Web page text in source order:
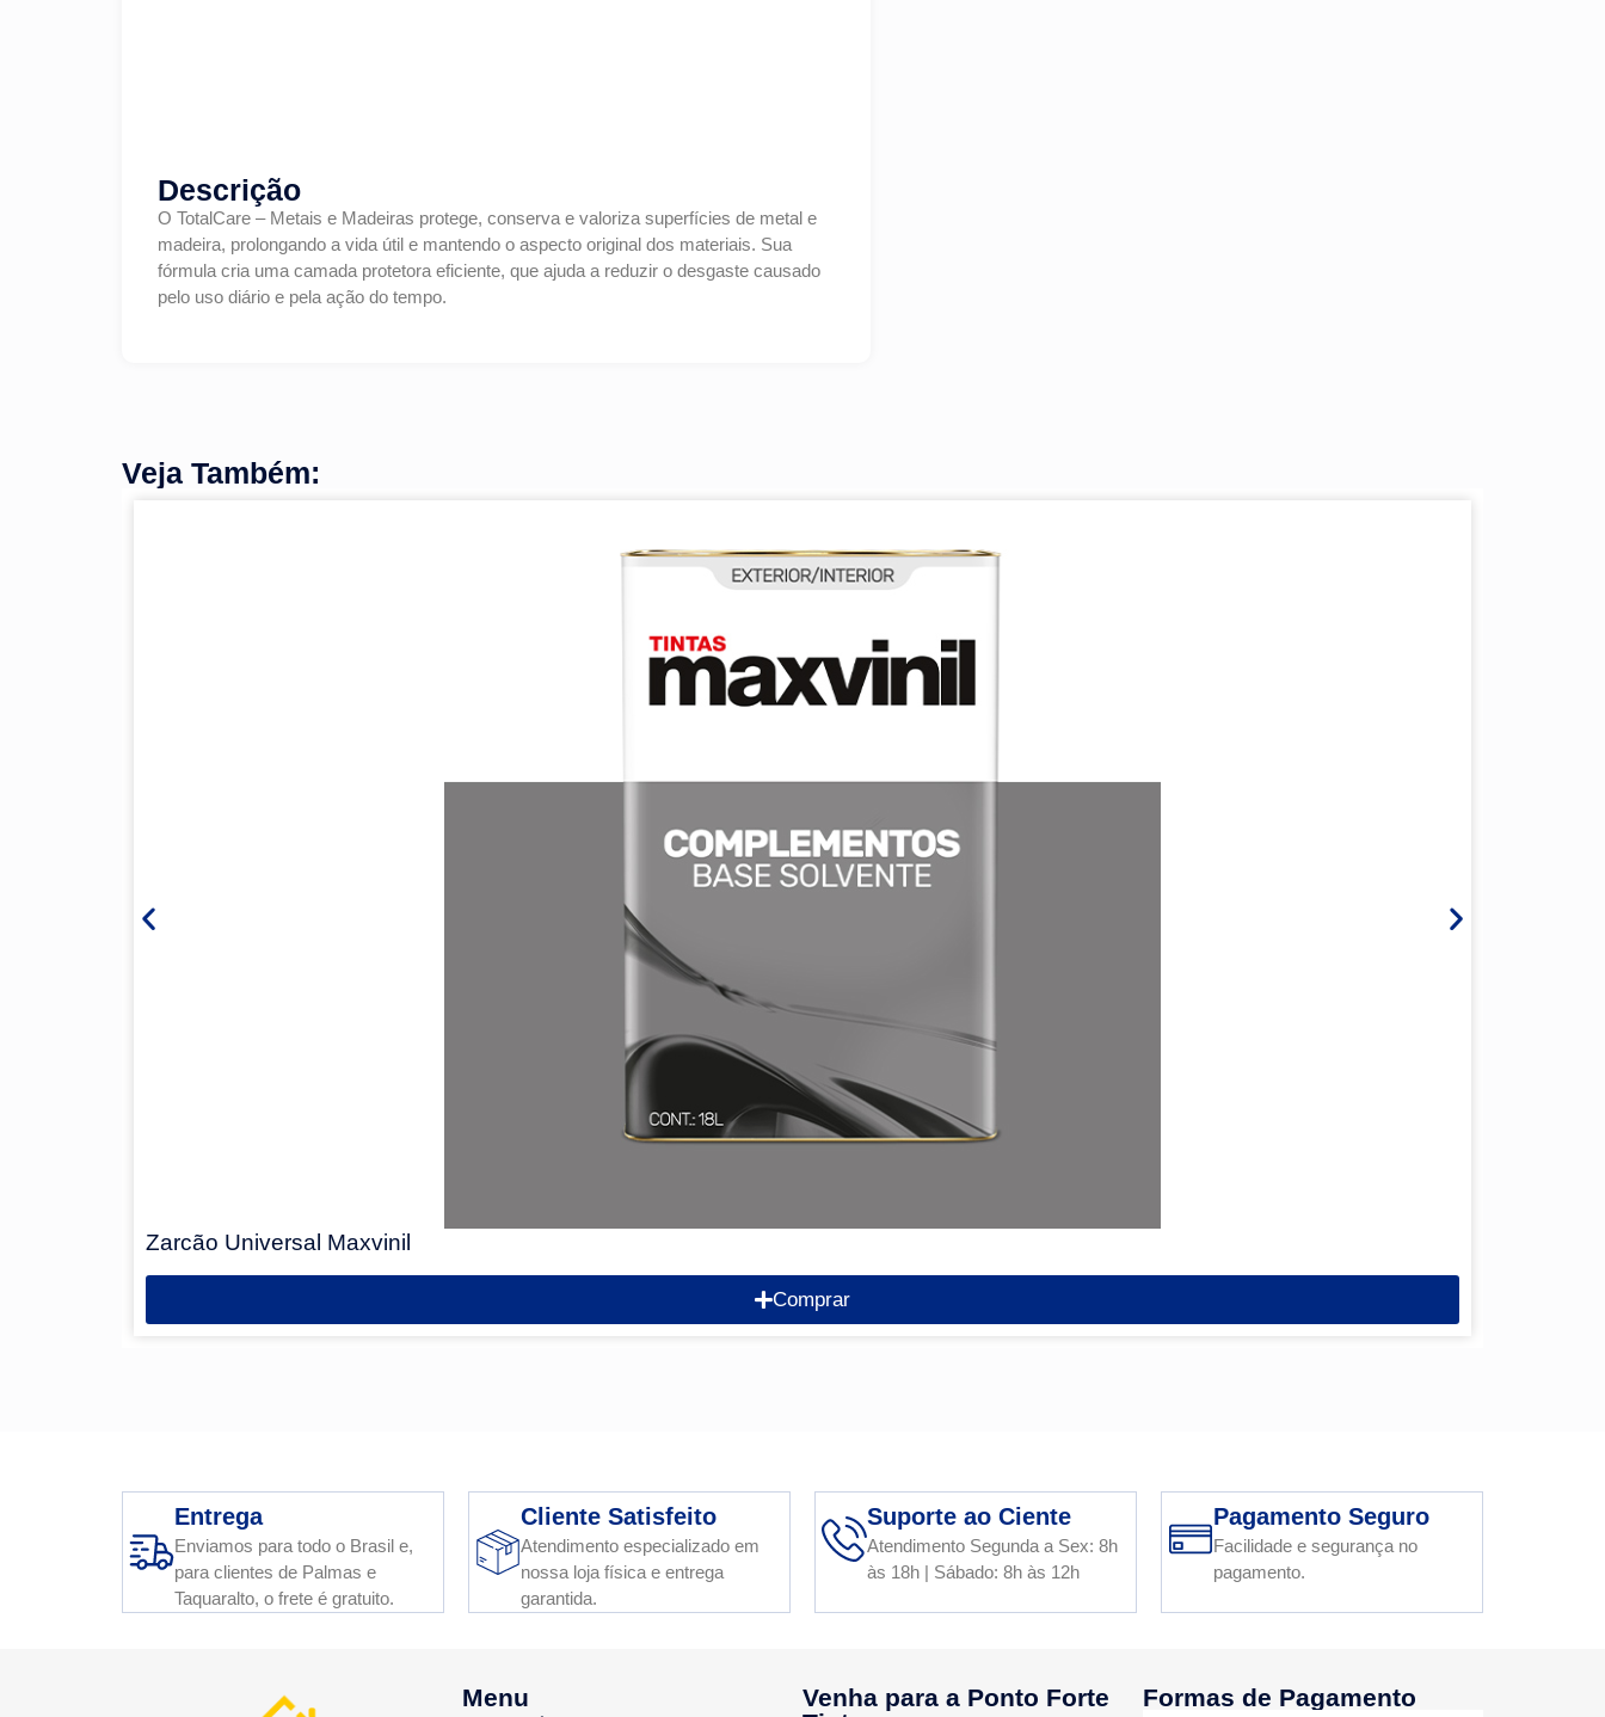
Descrição
O TotalCare – Metais e Madeiras protege, conserva e valoriza superfícies de metal e
madeira, prolongando a vida útil e mantendo o aspecto original dos materiais. Sua
fórmula cria uma camada protetora eficiente, que ajuda a reduzir o desgaste causado
pelo uso diário e pela ação do tempo.
Veja Também:
Zarcão Universal Maxvinil
Comprar
Entrega
Enviamos para todo o Brasil e,
para clientes de Palmas e
Taquaralto, o frete é gratuito.
Cliente Satisfeito
Atendimento especializado em
nossa loja física e entrega
garantida.
Suporte ao Ciente
Atendimento Segunda a Sex: 8h
às 18h | Sábado: 8h às 12h
Pagamento Seguro
Facilidade e segurança no
pagamento.
Menu
Venha para a Ponto Forte
Formas de Pagamento